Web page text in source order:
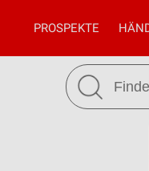
PROSPEKTE